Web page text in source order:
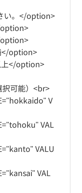
い。</option>
</option>
上</option>
可能）<br>
V
VAL
VALU
VAL